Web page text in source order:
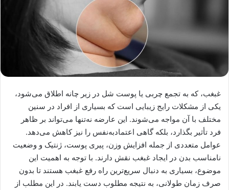
غبغب، که به تجمع چربی یا پوست شل در زیر چانه اطلاق می‌شود،
یکی از مشکلات رایج زیبایی است که بسیاری از افراد در سنین
مختلف با آن مواجه می‌شوند. این عارضه نه‌تنها می‌تواند بر ظاهر
فرد تأثیر بگذارد، بلکه گاهی اعتمادبه‌نفس را نیز کاهش می‌دهد.
عوامل متعددی از جمله افزایش وزن، پیری پوست، ژنتیک و وضعیت
نامناسب بدن در ایجاد غبغب نقش دارند. با توجه به اهمیت این
موضوع، بسیاری به دنبال سریع‌ترین راه رفع غبغب هستند تا بدون
صرف زمان طولانی، به نتیجه مطلوب دست یابند. در این مطلب از